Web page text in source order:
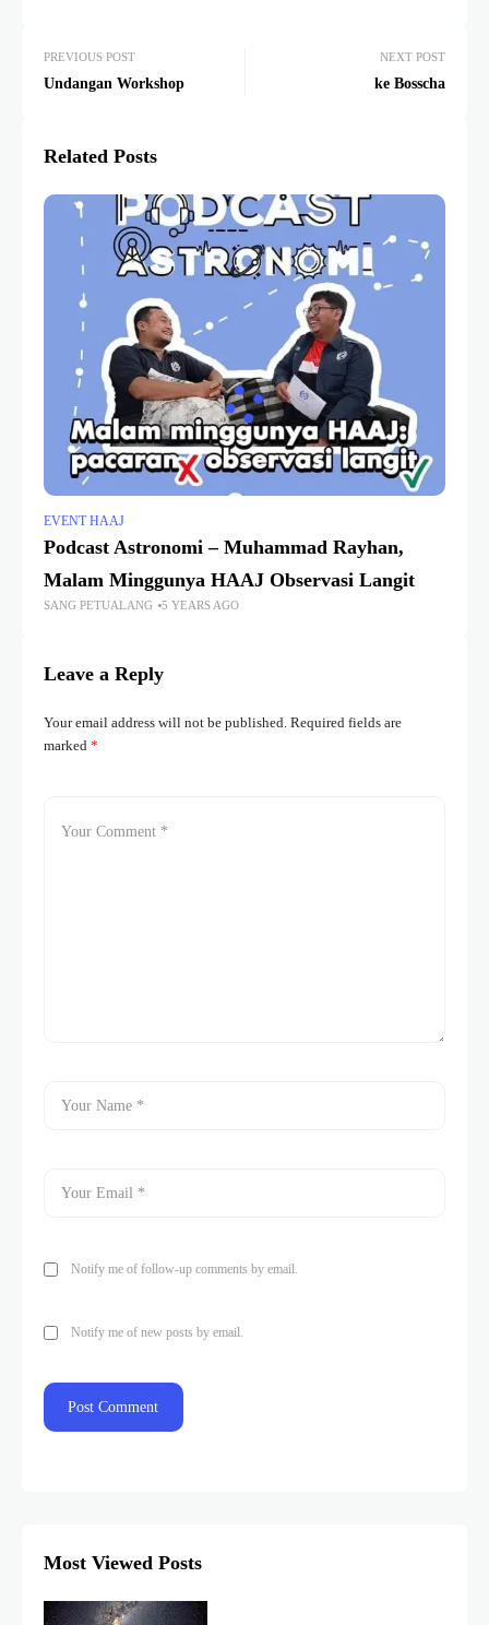
PREVIOUS POST
Undangan Workshop
NEXT POST
ke Bosscha
Related Posts
EVENT HAAJ
Podcast Astronomi – Muhammad Rayhan,
Malam Minggunya HAAJ Observasi Langit
SANG PETUALANG 5 YEARS AGO
Leave a Reply
Your email address will not be published. Required fields are
marked *
Notify me of follow-up comments by email.
Notify me of new posts by email.
Most Viewed Posts